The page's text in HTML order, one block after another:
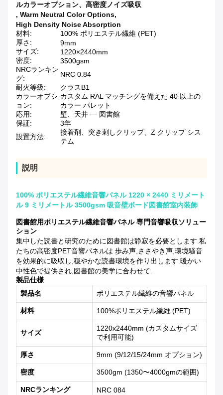
ルカラーオプション、高密度ノイズ吸収
, Warm Neutral Color Options,
High Density Noise Absorption
材料:
100% ポリエステル繊維 (PET)
厚さ:
9mm
サイズ:
1220×2440mm
密度:
3500gsm
NRCランキン
グ:
NRC 0.84
耐火等級:
クラスB1
カラーオプシ
ョン:
カスタム RAL マッチングを備えた 40 以上の
カラー パレット
応用:
壁、天井 — 図書館
保証:
3年
設置方法:
接着剤、突き刺しクリップ、Z クリップ シス
テム
説明
100% ポリエステル繊維音響パネル 1220 × 2440 ミリメート
ル 9 ミリメートル 3500gsm 吸音壁ボード図書館室内装飾
図書館用ポリエステル繊維音響パネル 専門音響吸収ソリュー
ション
集中した読書と研究のために図書館は静寂を必要とします.私
たちの高密度PET音響パネルは 歩み声,ささやき声,環境騒音
を効果的に吸収し,穏やかな読書環境を作り出します.暖かい
中性色で提供され,図書館の美学に合わせて.
製品仕様
製品名
ポリエステル繊維の音響パネル
材料 100%ポリエステル繊維 (PET)
サイズ
1220x2440mm (カスタムサイズ
で利用可能)
厚さ 9mm (9/12/15/24mm オプション)
密度 3500gm (1350〜4000gmの範囲)
NRCランキング NRC 084